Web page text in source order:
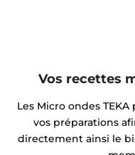
Vos recettes
Les Micro ondes
vos préparations
directement ainsi le